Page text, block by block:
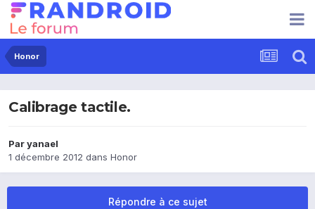
Honor
Calibrage tactile.
Paryanael
1 décembre 2012 dans Honor
Répondre à ce sujet